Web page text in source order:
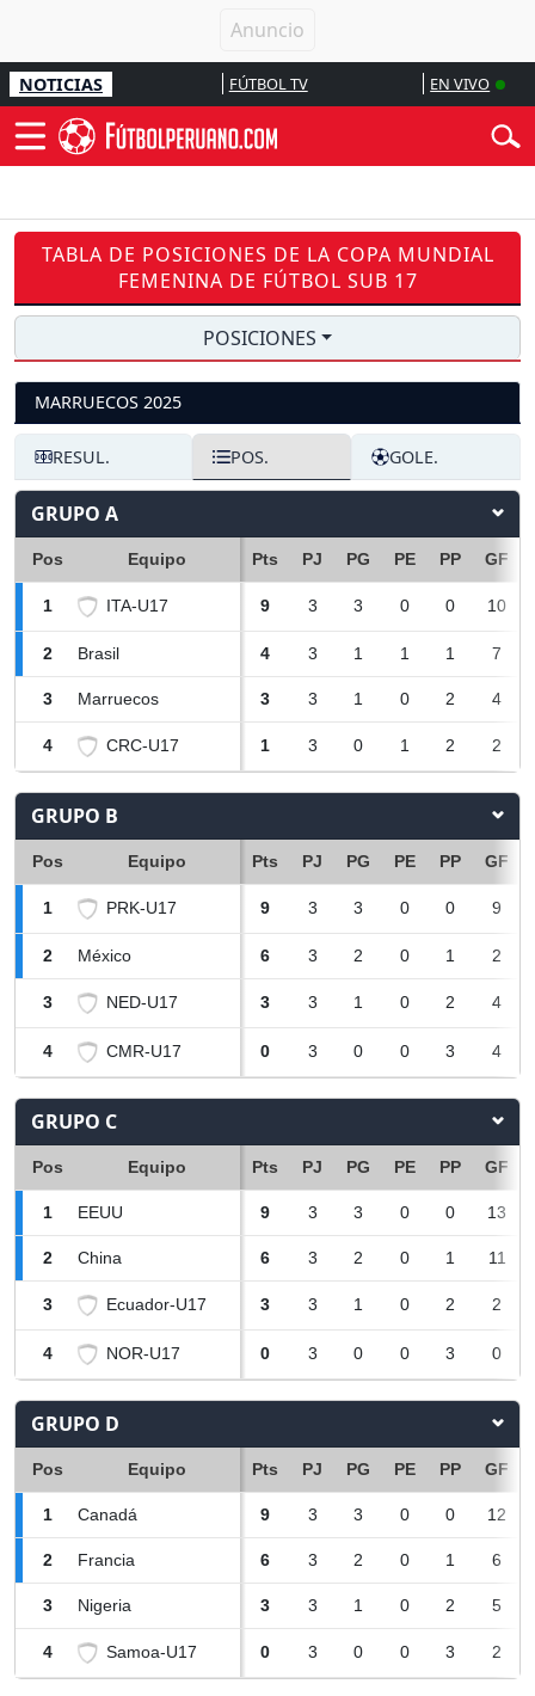
NOTICIAS FÚTBOL TV EN VIVO
TABLA DE POSICIONES DE LA COPA MUNDIAL
FEMENINA DE FÚTBOL SUB 17
POSICIONES
MARRUECOS 2025
RESUL. POS. GOLE.
GRUPO A
Pos Equipo Pts PJ PG PE PP GF
1 ITA-U17 9 3 3 0 0 10
2 Brasil 4 3 1 1 1 7
3 Marruecos 3 3 1 0 2 4
4 CRC-U17 1 3 0 1 2 2
GRUPO B
Pos Equipo Pts PJ PG PE PP GF
1 PRK-U17 9 3 3 0 0 9
2 México 6 3 2 0 1 2
3 NED-U17 3 3 1 0 2 4
4 CMR-U17 0 3 0 0 3 4
GRUPO C
Pos Equipo Pts PJ PG PE PP GF
1 EEUU 9 3 3 0 0 13
2 China 6 3 2 0 1 11
3 Ecuador-U17 3 3 1 0 2 2
4 NOR-U17 0 3 0 0 3 0
GRUPO D
Pos Equipo Pts PJ PG PE PP GF
1 Canadá 9 3 3 0 0 12
2 Francia 6 3 2 0 1 6
3 Nigeria 3 3 1 0 2 5
4 Samoa-U17 0 3 0 0 3 2